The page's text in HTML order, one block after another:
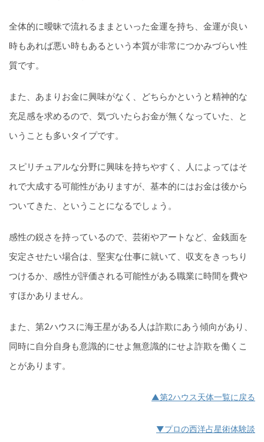
全体的に曖昧で流れるままといった金運を持ち、金運が良い
時もあれば悪い時もあるという本質が非常につかみづらい性
質です。
また、あまりお金に興味がなく、どちらかというと精神的な
充足感を求めるので、気づいたらお金が無くなっていた、と
いうことも多いタイプです。
スピリチュアルな分野に興味を持ちやすく、人によってはそ
れで大成する可能性がありますが、基本的にはお金は後から
ついてきた、ということになるでしょう。
感性の鋭さを持っているので、芸術やアートなど、金銭面を
安定させたい場合は、堅実な仕事に就いて、収支をきっちり
つけるか、感性が評価される可能性がある職業に時間を費や
すほかありません。
また、第2ハウスに海王星がある人は詐欺にあう傾向があり、
同時に自分自身も意識的にせよ無意識的にせよ詐欺を働くこ
とがあります。
▲第2ハウス天体一覧に戻る
▼プロの西洋占星術体験談